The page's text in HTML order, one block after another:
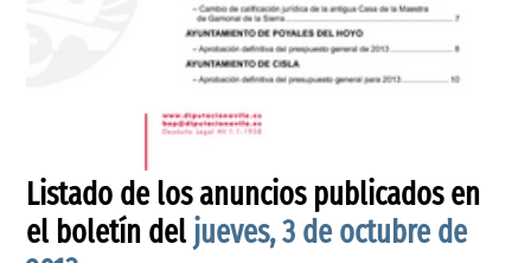
Listado de los anuncios publicados en
el boletín del jueves, 3 de octubre de